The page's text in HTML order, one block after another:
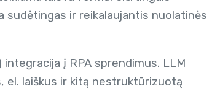
ir reikalaujantis nuolatinės
į RPA sprendimus. LLM
laiškus ir kitą nestruktūrizuotą